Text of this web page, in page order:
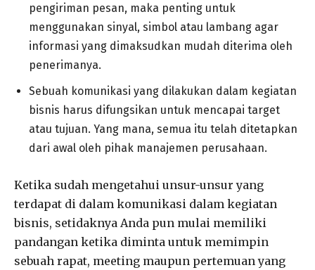
pengiriman pesan, maka penting untuk
menggunakan sinyal, simbol atau lambang agar
informasi yang dimaksudkan mudah diterima oleh
penerimanya.
Sebuah komunikasi yang dilakukan dalam kegiatan
bisnis harus difungsikan untuk mencapai target
atau tujuan. Yang mana, semua itu telah ditetapkan
dari awal oleh pihak manajemen perusahaan.
Ketika sudah mengetahui unsur-unsur yang
terdapat di dalam komunikasi dalam kegiatan
bisnis, setidaknya Anda pun mulai memiliki
pandangan ketika diminta untuk memimpin
sebuah rapat, meeting maupun pertemuan yang